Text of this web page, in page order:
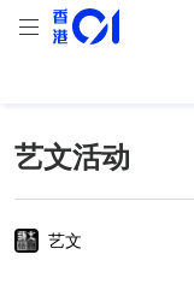
艺文活动
艺文